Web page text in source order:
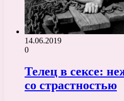
14.06.2019
0
Телец в сексе:
со страстностью